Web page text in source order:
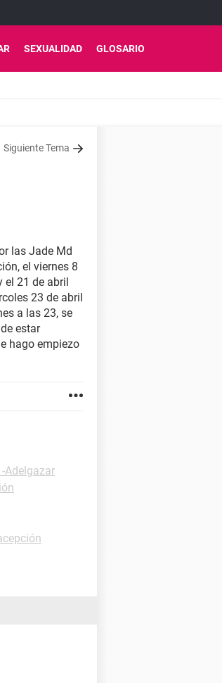
SEXUALIDAD GLOSARIO
Siguiente Tema
las Jade Md
el viernes 8
el 21 de abril
23 de abril
a las 23, se
estar
hago empiezo
Adelgazar